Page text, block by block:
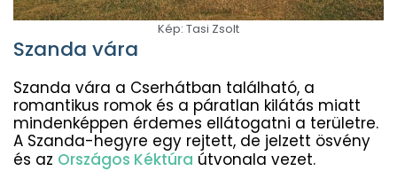
Kép: Tasi Zsolt
Szanda vára
Szanda vára a Cserhátban található, a
romantikus romok és a páratlan kilátás miatt
mindenképpen érdemes ellátogatni a területre.
A Szanda-hegyre egy rejtett, de jelzett ösvény
és az Országos Kéktúra útvonala vezet.